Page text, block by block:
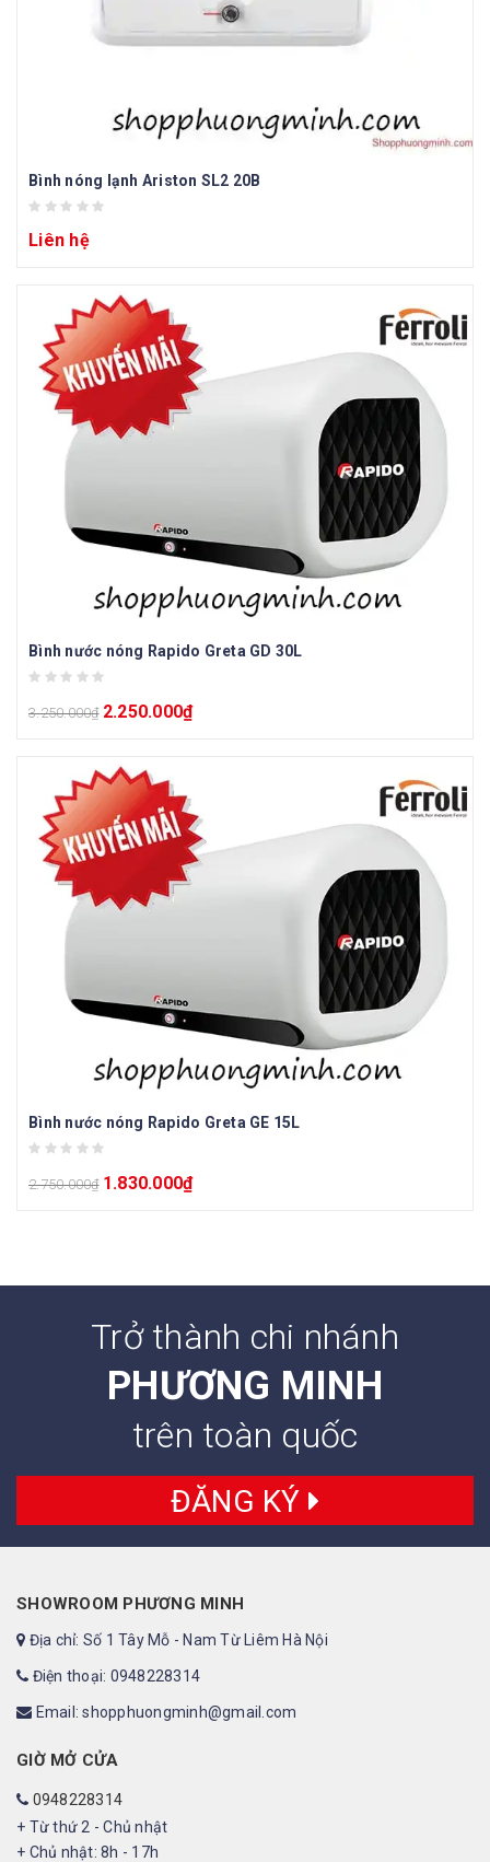
Bình nóng lạnh Ariston SL2 20B
Liên hệ
Bình nước nóng Rapido Greta GD 30L
3.250.000₫ 2.250.000₫
Bình nước nóng Rapido Greta GE 15L
2.750.000₫ 1.830.000₫
Trở thành chi nhánh
PHƯƠNG MINH
trên toàn quốc
ĐĂNG KÝ
SHOWROOM PHƯƠNG MINH
Địa chỉ: Số 1 Tây Mỗ - Nam Từ Liêm Hà Nội
Điện thoại: 0948228314
Email: shopphuongminh@gmail.com
GIỜ MỞ CỬA
0948228314
+ Từ thứ 2 - Chủ nhật
+ Chủ nhật: 8h - 17h